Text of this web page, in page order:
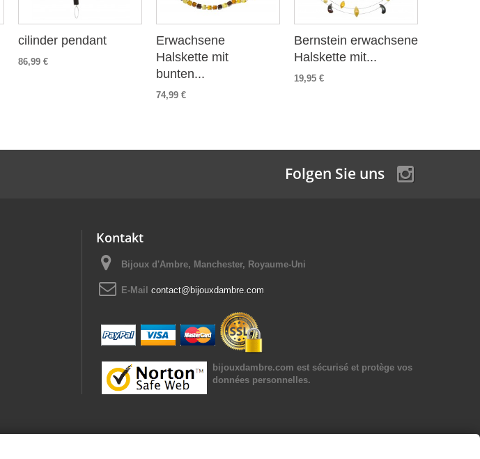
cilinder pendant
86,99 €
Erwachsene
Halskette mit
bunten...
74,99 €
Bernstein erwachsene
Halskette mit...
19,95 €
Folgen Sie uns
Kontakt
Bijoux d'Ambre, Manchester, Royaume-Uni
E-Mail contact@bijouxdambre.com
bijouxdambre.com est sécurisé et protège vos
données personnelles.